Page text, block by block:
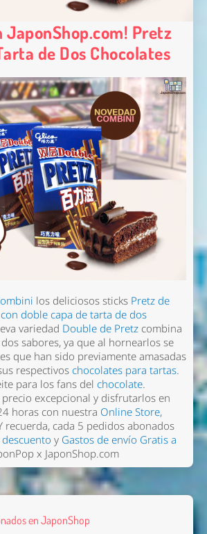
JaponShop.com! Pretz
de Dos Chocolates
los deliciosos sticks Pretz de
doble capa de tarta de dos
variedad Double de Pretzcombina
sabores, ya que al hornearlos se
que han sido previamente amasadas
respectivoschocolates para tartas.
para los fans del chocolate.
excepcional y disfrutarlos en
horas con nuestra Online Store,
recuerda, cada 5 pedidos abonados
y Gastos de envío Gratis a
x JaponShop.com
en JaponShop